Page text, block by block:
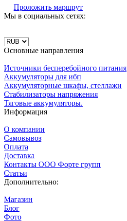
Проложить маршрут
Мы в социальных сетях:
Основные направления
Источники бесперебойного питания
Аккумуляторы для ибп
Аккумуляторные шкафы, стеллажи
Стабилизаторы напряжения
Тяговые аккумуляторы.
Информация
О компании
Самовывоз
Оплата
Доставка
Контакты ООО Форте групп
Статьи
Дополнительно:
Магазин
Блог
Фото